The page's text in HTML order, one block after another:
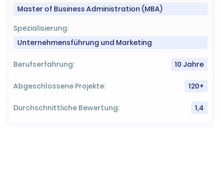
Master of Business Administration (MBA)
Spezialisierung:
Unternehmensführung und Marketing
Berufserfahrung: 10 Jahre
Abgeschlossene Projekte: 120+
Durchschnittliche Bewertung: 1,4